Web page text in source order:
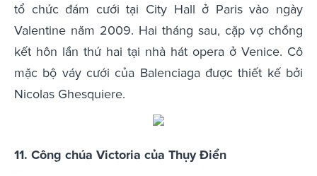
tổ chức đám cưới tại City Hall ở Paris vào ngày
Valentine năm 2009. Hai tháng sau, cặp vợ chồng
kết hôn lần thứ hai tại nhà hát opera ở Venice. Cô
mặc bộ váy cưới của Balenciaga được thiết kế bởi
Nicolas Ghesquiere.
11. Công chúa Victoria của Thụy Điển